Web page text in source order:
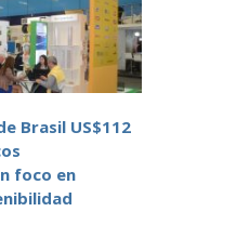
Brasil US$112
foco en